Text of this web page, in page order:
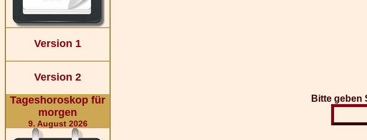
Version 1
Version 2
Tageshoroskop für
morgen
9. August 2026
Bitte geben